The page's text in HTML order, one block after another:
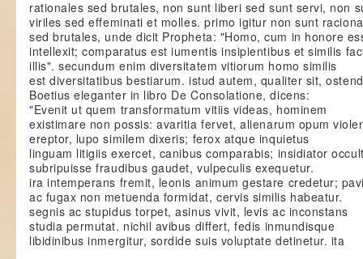
rationales sed brutales, non sunt liberi sed sunt servi, non
viriles sed effeminati et molles. primo igitur non sunt
sed brutales, unde dicit Propheta: "Homo, cum in honore
intellexit; comparatus est iumentis insipientibus et similis
illis". secundum enim diversitatem vitiorum homo similis
est diversitatibus bestiarum. istud autem, qualiter sit,
Boetius eleganter in libro De Consolatione, dicens:
"Evenit ut quem transformatum vitiis videas, hominem
existimare non possis: avaritia fervet, alienarum opum
ereptor, lupo similem dixeris; ferox atque inquietus
linguam litigiis exercet, canibus comparabis; insidiator
subripuisse fraudibus gaudet, vulpeculis exequetur.
ira intemperans fremit, leonis animum gestare credetur;
ac fugax non metuenda formidat, cervis similis habeatur.
segnis ac stupidus torpet, asinus vivit, levis ac inconstans
studia permutat. nichil avibus differt, fedis inmundisque
libidinibus inmergitur, sordide suis voluptate detinetur. ita